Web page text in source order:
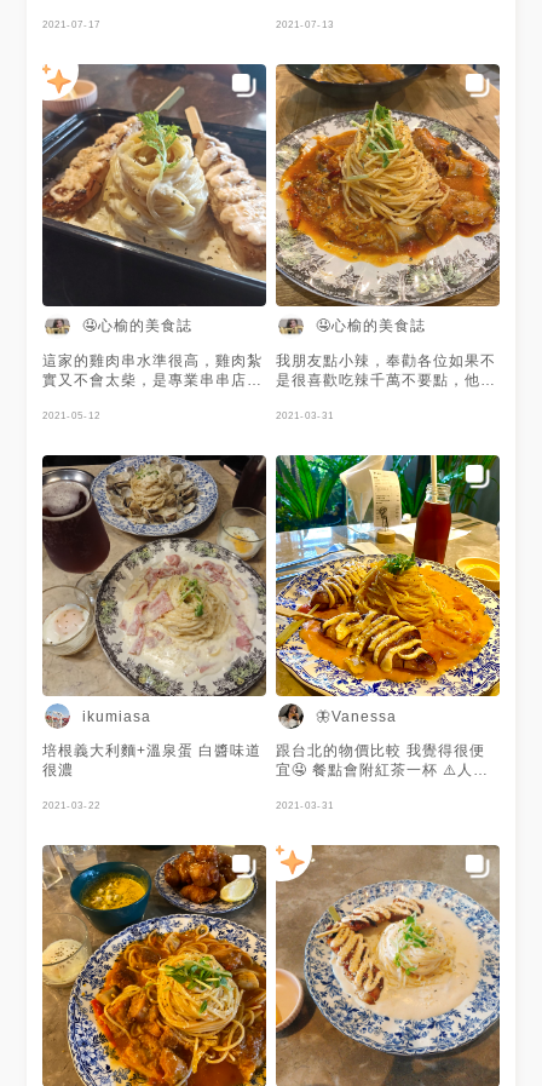
「HUN貳 逢甲店」 就可以外送
泰式雞腿肉義大利麵 💰240元 #
日式焦糖檸檬炸雞 主餐加購只
要💰142元 附贈一杯飲料 焦糖
檸檬炸雞絕對是必點！酥脆外皮
裹著酸酸甜甜的醬汁，裏面完美
鎖住雞肉的水分，吃起來清爽不
油膩！ 另外義大利麵跟燉飯都
能免費加量，份量十足不馬虎，
非常划算 店家名稱：HUN貳 電
話：04-27085878 地址：台中
市西屯區文華路217-8號 營業時
間: 11:30-15:30、17:00-
22:00 店家IG： @hunxtaiwan
#hun貳 #台中外帶美食 #台中
外送美食 #台中美食 #台中外帶
優惠 #台中外送 #台中義大利麵
#台中義大利麵推薦 #台中義大
餐廳 #逢甲美食 #逢甲外送
#taichungfoodie #hun外帶
#hun外送
2021-07-17
膩，酸甜適中 是我最喜歡的
2021-07-13
🤤心榆的美食誌
這家的雞肉串水準很高，雞肉紮
實又不會太柴，是專業串串店的
抹在外面的明太子醬讓整體鹹甜
的這沒有什麼好說，所以我更推
薦橘醬或是綠醬哈哈
2021-05-12
🤤心榆的美食誌
我朋友點小辣，奉勸各位如果不
是很喜歡吃辣千萬不要點，他們
都麻了根本吃不出什麼味道，雞
有鮭魚或是蛤蜊令人驚艷，麵條
也是軟硬適中，但這家應該是以
味道主流不過我這次真的吃不出
來哈哈
2021-03-31
ikumiasa
培根義大利麵+溫泉蛋 白醬味道
很濃
2021-03-22
🦋Vanessa
跟台北的物價比較 我覺得很便
宜🤤 餐點會附紅茶一杯 ⚠️人潮
2021-03-31